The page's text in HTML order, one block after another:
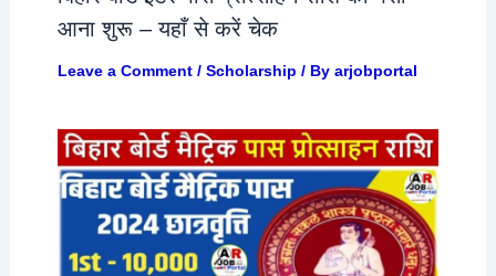
आना शुरू – यहाँ से करें चेक
Leave a Comment / Scholarship / By arjobportal